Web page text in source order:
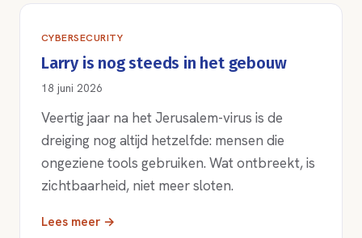
CYBERSECURITY
Larry is nog steeds in het gebouw
18 juni 2026
Veertig jaar na het Jerusalem-virus is de
dreiging nog altijd hetzelfde: mensen die
ongeziene tools gebruiken. Wat ontbreekt, is
zichtbaarheid, niet meer sloten.
Lees meer →